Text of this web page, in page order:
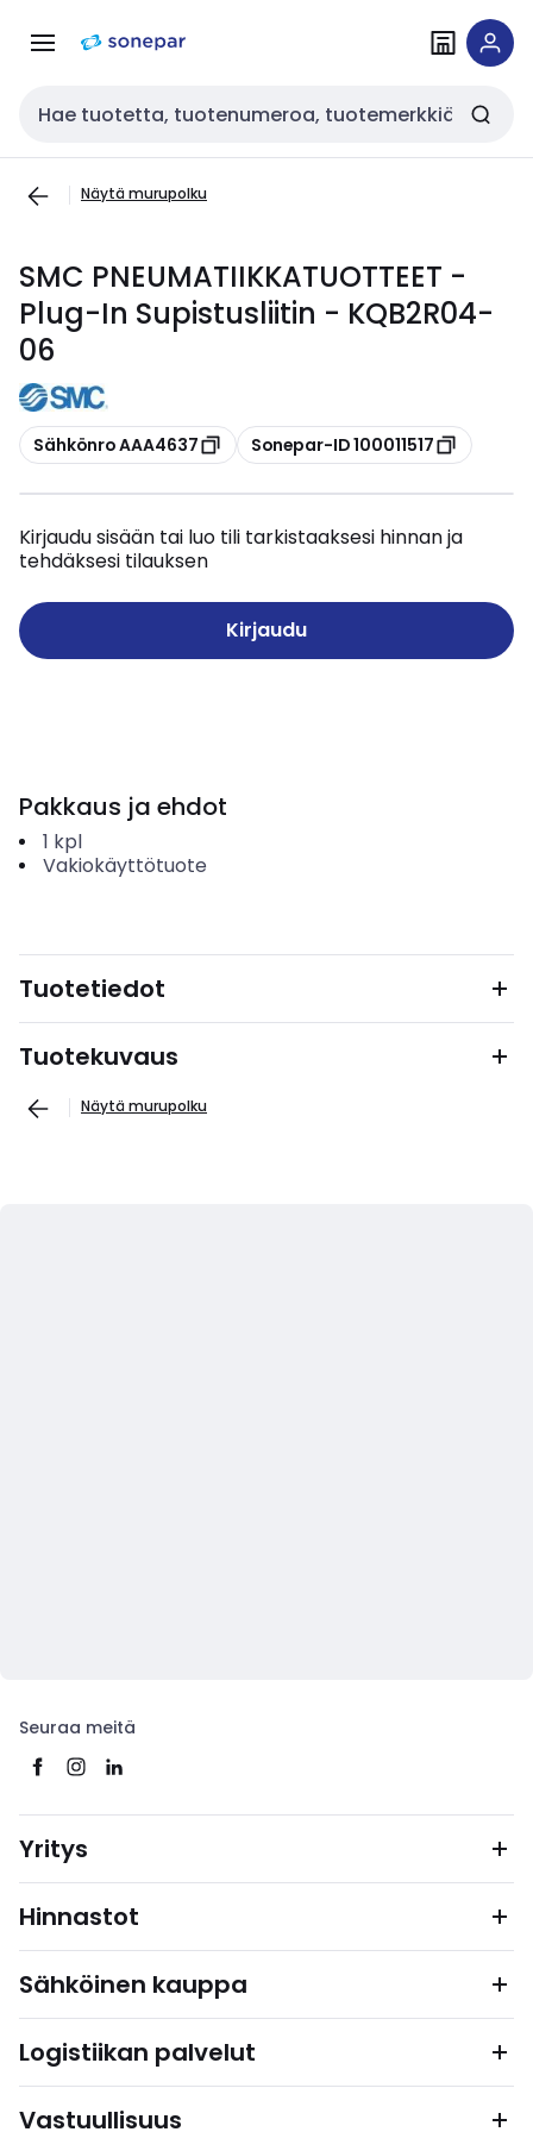
navigointiinsisältöön
Haku
Näytä murupolku
SMC PNEUMATIIKKATUOTTEET -
Plug-In Supistusliitin - KQB2R04-
06
Kopioi
Sähkönro AAA4637 Kopioi
Sonepar-ID 100011517
Kirjaudu sisään tai luo tili tarkistaaksesi hinnan ja
tehdäksesi tilauksen
Kirjaudu
Pakkaus ja ehdot
1 kpl
Vakiokäyttötuote
Tuotetiedot
Tuotekuvaus
Näytä murupolku
Seuraa meitä
Yritys
Hinnastot
Sähköinen kauppa
Logistiikan palvelut
Vastuullisuus